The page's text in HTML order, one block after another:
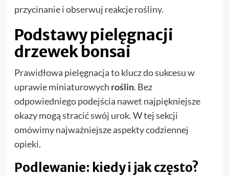
przycinanie i obserwuj reakcje rośliny.
Podstawy pielęgnacji
drzewek bonsai
Prawidłowa pielęgnacja to klucz do sukcesu w
uprawie miniaturowych roślin. Bez
odpowiedniego podejścia nawet najpiękniejsze
okazy mogą stracić swój urok. W tej sekcji
omówimy najważniejsze aspekty codziennej
opieki.
Podlewanie: kiedy i jak często?